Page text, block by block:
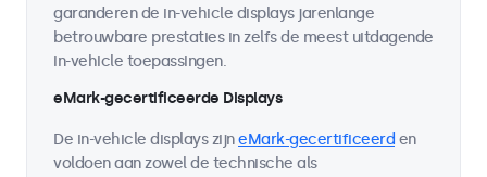
garanderen de in-vehicle displays jarenlange
betrouwbare prestaties in zelfs de meest uitdagende
in-vehicle toepassingen.
eMark-gecertificeerde Displays
De in-vehicle displays zijneMark-gecertificeerd en
voldoen aan zowel de technische als